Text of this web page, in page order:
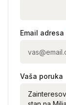
Email adresa
Vaša poruka